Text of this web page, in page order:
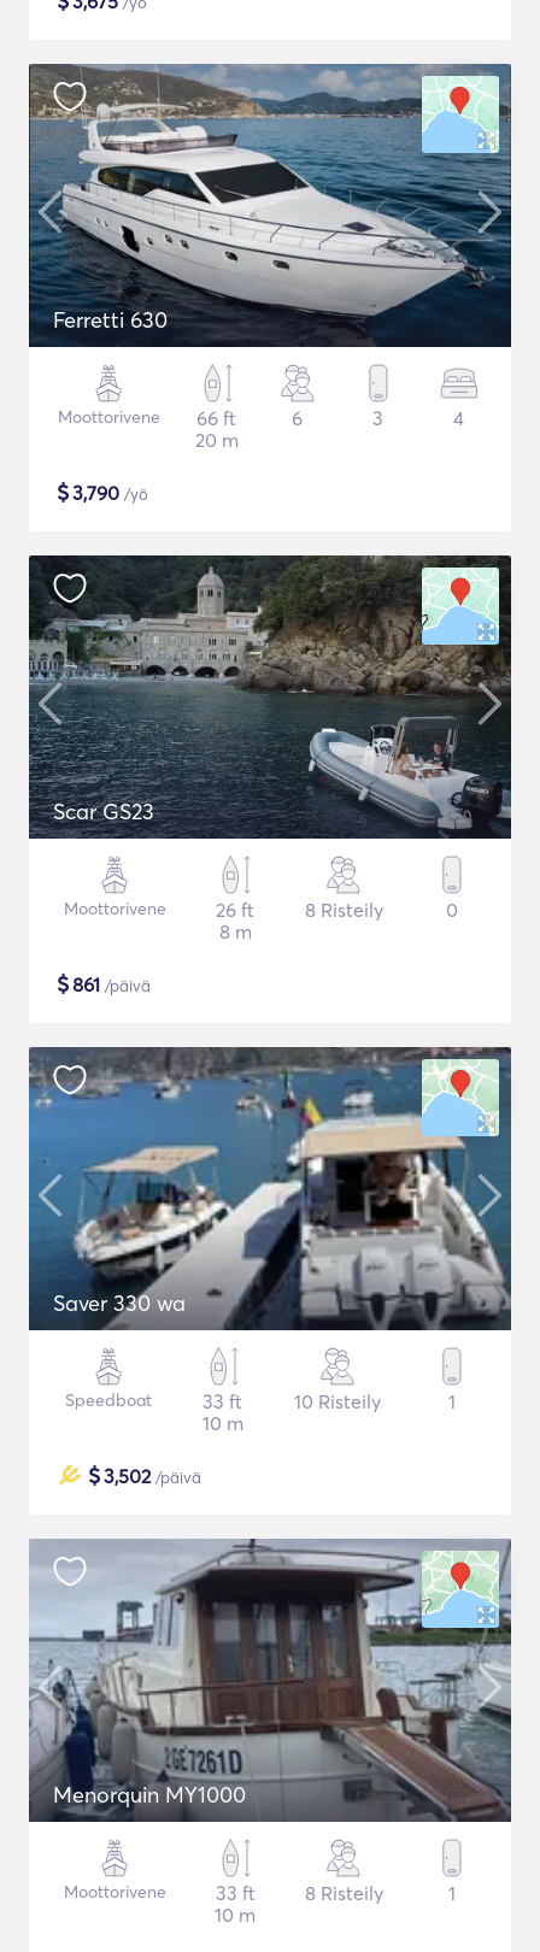
Ferretti 630
Moottorivene
66 ft
20 m
6 3 4
$3,790 /yö
Scar GS23
Moottorivene
26 ft
8 m
8 Risteily 0
$861 /päivä
Saver 330 wa
Speedboat
33 ft
10 m
10 Risteily 1
$3,502/päivä
Menorquin MY1000
Moottorivene
33 ft
10 m
8 Risteily 1